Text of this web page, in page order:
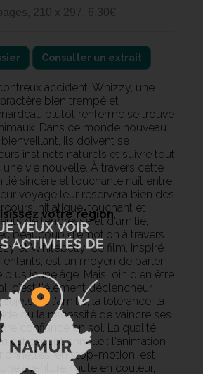
210 x 297, 6.30€
Consulter un extrait
accident, Whizzy, une
bien trempé et
plutôt renfermé se trouve
Dans ce monde nouveau
ils doivent se
instincts naturels et suivre tout
vie nouvelle. À travers cette
sincère et touchante naît entre
voyage leur réservera bien des
initiatique, touchant et
de tendresse et d'amitié,
beaucoup d'émotion à travers
et Whitebelly.Ce film, inspiré
est un moyen de parler
jeune âge. Mais loin d'en être
c'est l'élément déclencheur
de l'amitié, la tolérance, la
ou la nécessité de vaincre ses
confiance en soi. La qualité
est exceptionnelle : l'animation
en stop-motion, est
Une aventure haute en couleur,
votre région